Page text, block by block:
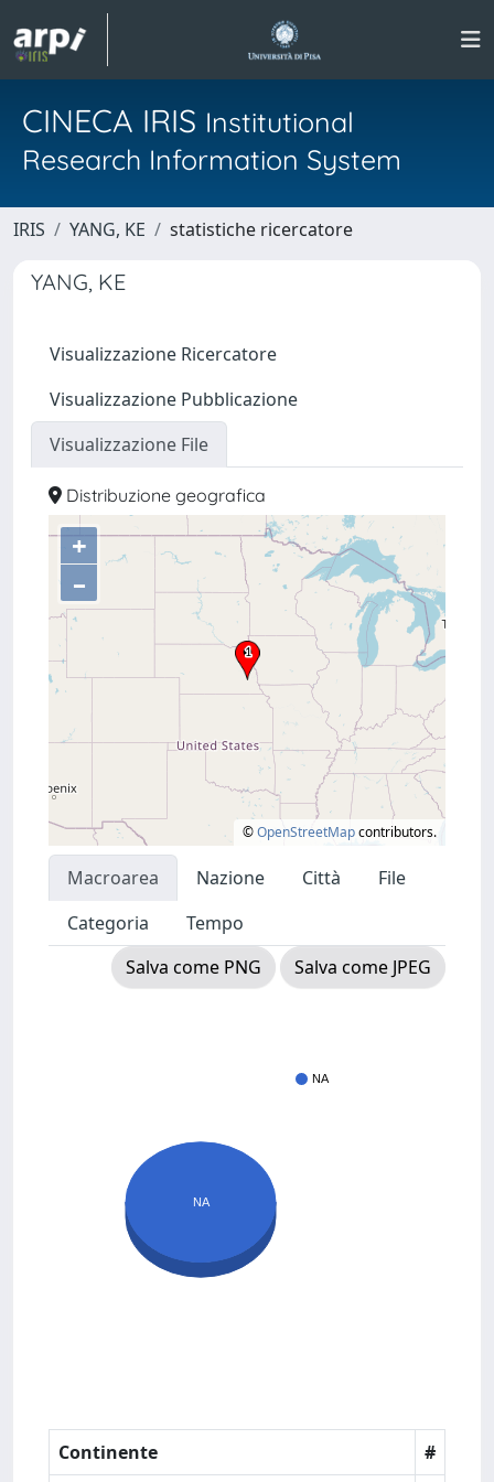
CINECA IRIS Institutional
Research Information System
IRIS YANG, KE statistiche ricercatore
YANG, KE
Visualizzazione Ricercatore
Visualizzazione Pubblicazione
Visualizzazione File
Distribuzione geografica
+
–
©OpenStreetMapcontributors.
Macroarea Nazione Città
File
Categoria
Tempo
Salva come PNG
Salva come JPEG
NA
NA
Continente #